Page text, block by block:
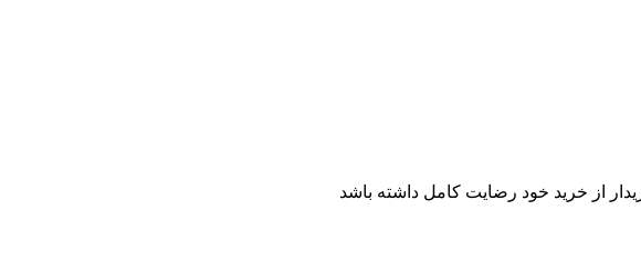
از خرید خود رضایت کامل داشته باشد